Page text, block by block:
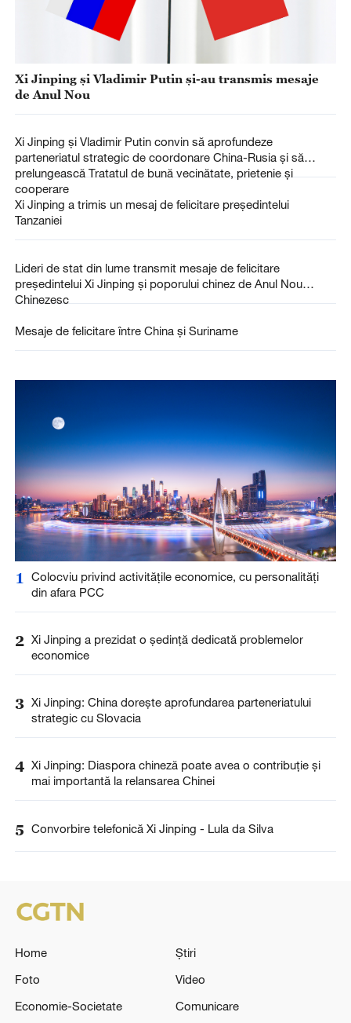
Xi Jinping și Vladimir Putin și-au transmis mesaje
de Anul Nou
Xi Jinping și Vladimir Putin convin să aprofundeze
parteneriatul strategic de coordonare China-Rusia și să
prelungească Tratatul de bună vecinătate, prietenie și
cooperare
Xi Jinping a trimis un mesaj de felicitare președintelui
Tanzaniei
Lideri de stat din lume transmit mesaje de felicitare
președintelui Xi Jinping și poporului chinez de Anul Nou
Chinezesc
Mesaje de felicitare între China și Suriname
1
Colocviu privind activitățile economice, cu personalități
din afara PCC
2 Xi Jinping a prezidat o ședință dedicată problemelor
economice
3 Xi Jinping: China dorește aprofundarea parteneriatului
strategic cu Slovacia
4 Xi Jinping: Diaspora chineză poate avea o contribuție și
mai importantă la relansarea Chinei
5 Convorbire telefonică Xi Jinping - Lula da Silva
Home
Știri
Foto
Video
Economie-Societate
Comunicare